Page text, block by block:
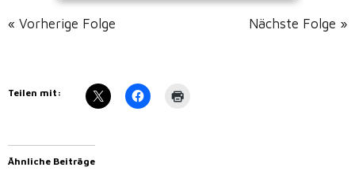
« Vorherige Folge Nächste Folge »
Teilen mit:
Ähnliche Beiträge